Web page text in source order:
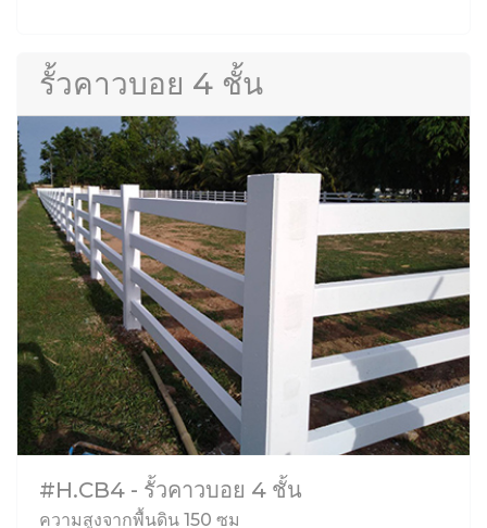
รั้วคาวบอย 4 ชั้น
#H.CB4 - รั้วคาวบอย 4 ชั้น
ความสูงจากพื้นดิน 150 ซม